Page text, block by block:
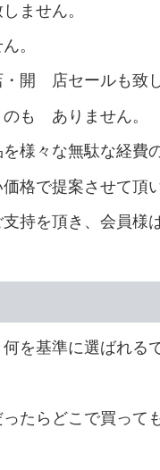
ません。
。
・開 店セールも致
のも ありません。
様々な無駄な経費
格で提案させて頂
持を頂き、会員様
を基準に選ばれる
たらどこで買って